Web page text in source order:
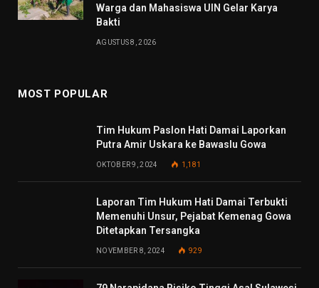
Warga dan Mahasiswa UIN Gelar Karya
Bakti
AGUSTUS 8, 2026
MOST POPULAR
Tim Hukum Paslon Hati Damai Laporkan
Putra Amir Uskara ke Bawaslu Gowa
OKTOBER 9, 2024 1,181
Laporan Tim Hukum Hati Damai Terbukti
Memenuhi Unsur, Pejabat Kemenag Gowa
Ditetapkan Tersangka
NOVEMBER 8, 2024 929